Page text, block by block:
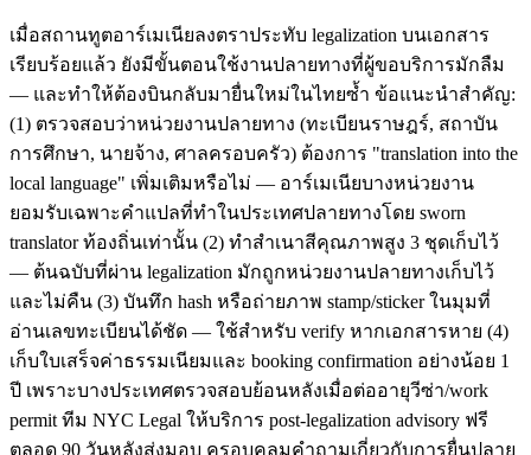
เมื่อสถานทูตอาร์เมเนียลงตราประทับ legalization บนเอกสาร
เรียบร้อยแล้ว ยังมีขั้นตอนใช้งานปลายทางที่ผู้ขอบริการมักลืม
— และทำให้ต้องบินกลับมายื่นใหม่ในไทยซ้ำ ข้อแนะนำสำคัญ:
(1) ตรวจสอบว่าหน่วยงานปลายทาง (ทะเบียนราษฎร์, สถาบัน
การศึกษา, นายจ้าง, ศาลครอบครัว) ต้องการ "translation into the
local language" เพิ่มเติมหรือไม่ — อาร์เมเนียบางหน่วยงาน
ยอมรับเฉพาะคำแปลที่ทำในประเทศปลายทางโดย sworn
translator ท้องถิ่นเท่านั้น (2) ทำสำเนาสีคุณภาพสูง 3 ชุดเก็บไว้
— ต้นฉบับที่ผ่าน legalization มักถูกหน่วยงานปลายทางเก็บไว้
และไม่คืน (3) บันทึก hash หรือถ่ายภาพ stamp/sticker ในมุมที่
อ่านเลขทะเบียนได้ชัด — ใช้สำหรับ verify หากเอกสารหาย (4)
เก็บใบเสร็จค่าธรรมเนียมและ booking confirmation อย่างน้อย 1
ปี เพราะบางประเทศตรวจสอบย้อนหลังเมื่อต่ออายุวีซ่า/work
permit ทีม NYC Legal ให้บริการ post-legalization advisory ฟรี
ตลอด 90 วันหลังส่งมอบ ครอบคลุมคำถามเกี่ยวกับการยื่นปลาย